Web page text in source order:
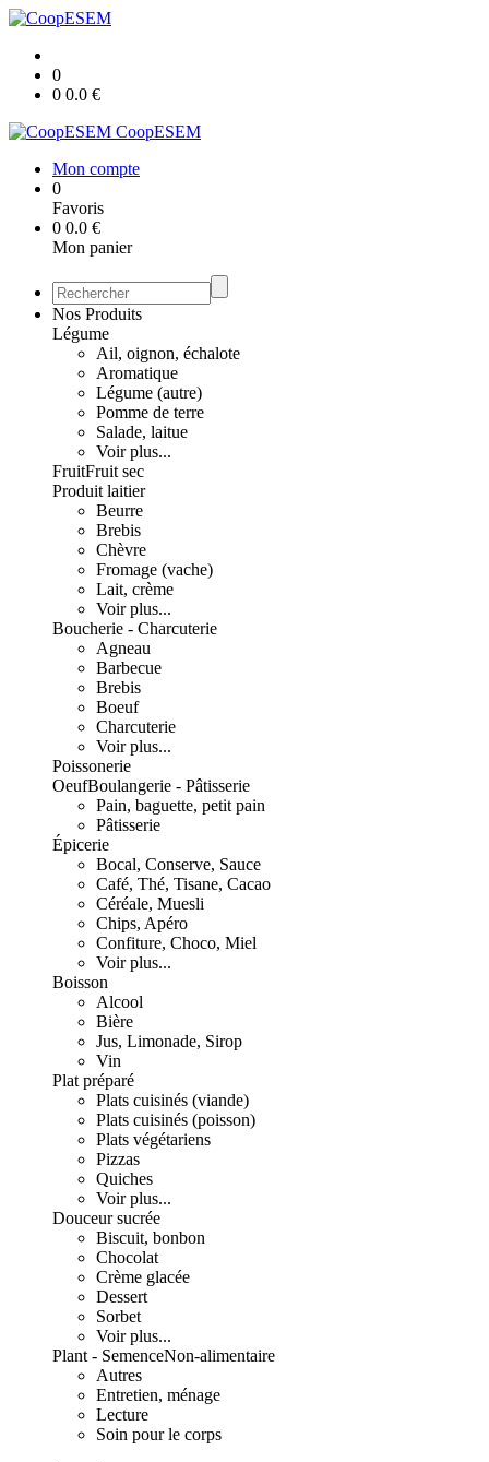
0
0 0.0 €
CoopESEM
Mon compte
0
Favoris
0 0.0 €
Mon panier
Nos Produits
Légume
Ail, oignon, échalote
Aromatique
Légume (autre)
Pomme de terre
Salade, laitue
Voir plus...
FruitFruit sec
Produit laitier
Beurre
Brebis
Chèvre
Fromage (vache)
Lait, crème
Voir plus...
Boucherie - Charcuterie
Agneau
Barbecue
Brebis
Boeuf
Charcuterie
Voir plus...
Poissonerie
OeufBoulangerie - Pâtisserie
Pain, baguette, petit pain
Pâtisserie
Épicerie
Bocal, Conserve, Sauce
Café, Thé, Tisane, Cacao
Céréale, Muesli
Chips, Apéro
Confiture, Choco, Miel
Voir plus...
Boisson
Alcool
Bière
Jus, Limonade, Sirop
Vin
Plat préparé
Plats cuisinés (viande)
Plats cuisinés (poisson)
Plats végétariens
Pizzas
Quiches
Voir plus...
Douceur sucrée
Biscuit, bonbon
Chocolat
Crème glacée
Dessert
Sorbet
Voir plus...
Plant - SemenceNon-alimentaire
Autres
Entretien, ménage
Lecture
Soin pour le corps